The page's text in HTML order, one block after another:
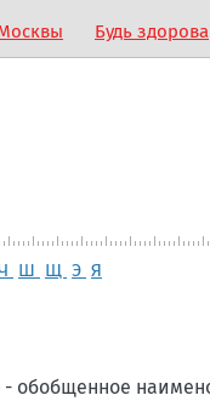
Будь здорова
Ш Щ Э Я
обобщенное